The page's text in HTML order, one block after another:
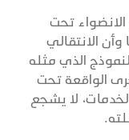
تحت
الانتقالي
الذي مثله
الواقعة تحت
لا يشجع